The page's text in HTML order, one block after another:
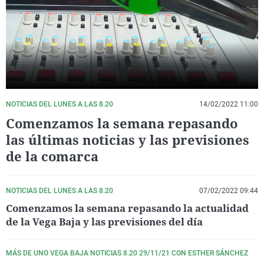
La rosa de los vientos
Gente viajera
Como el perro y el
Caso
Retornados
Equipo de
Operación Viuda
Extremadura
Galicia
La Rioja
Navarra
País Vasco
Virales
Televisión
Elecciones
NOTICIAS DEL LUNES A LAS 8.20 14/02/2022 11:00
Comenzamos la semana repasando
las últimas noticias y las previsiones
de la comarca
NOTICIAS DEL LUNES A LAS 8.20 07/02/2022 09:44
Comenzamos la semana repasando la actualidad
de la Vega Baja y las previsiones del día
MÁS DE UNO VEGA BAJA NOTICIAS 8.20 29/11/21 CON ESTHER SÁNCHEZ